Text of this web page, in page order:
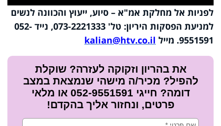
Video
לפניות אל מחלקת אמ"א – סיוע, ייעוץ והכוונה לנשים
למניעת הפסקות היריון: טל' 073-2221333, נייד 052-
9551591. מייל
kalian@htv.co.il